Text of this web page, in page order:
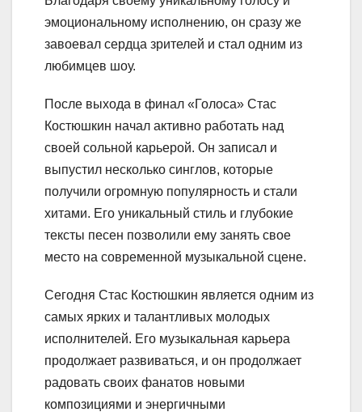
эмоциональному исполнению, он сразу же
завоевал сердца зрителей и стал одним из
любимцев шоу.
После выхода в финал «Голоса» Стас
Костюшкин начал активно работать над
своей сольной карьерой. Он записал и
выпустил несколько синглов, которые
получили огромную популярность и стали
хитами. Его уникальный стиль и глубокие
тексты песен позволили ему занять свое
место на современной музыкальной сцене.
Сегодня Стас Костюшкин является одним из
самых ярких и талантливых молодых
исполнителей. Его музыкальная карьера
продолжает развиваться, и он продолжает
радовать своих фанатов новыми
композициями и энергичными